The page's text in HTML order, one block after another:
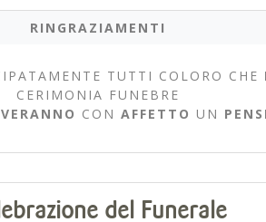
RINGRAZIAMENTI
TUTTI COLORO CHE
CERIMONIA FUNEBRE
CON AFFETTO UN
del Funerale